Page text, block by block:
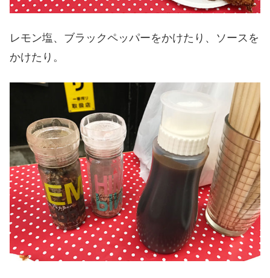
レモン塩、ブラックペッパーをかけたり、ソースを
かけたり。